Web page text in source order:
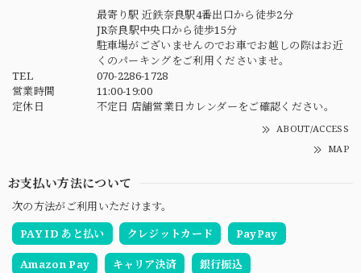
最寄り駅 近鉄奈良駅4番出口から徒歩2分
JR奈良駅中央口から徒歩15分
駐車場がございませんのでお車でお越しの際はお近
くのパーキングをご利用くださいませ。
TEL
070-2286-1728
営業時間
11:00-19:00
定休日
不定日 店舗営業日カレンダーをご確認ください。
ABOUT/ACCESS
MAP
お支払い方法について
次の方法がご利用いただけます。
PAY ID あと払い
クレジットカード PayPay
Amazon Pay キャリア決済 銀行振込